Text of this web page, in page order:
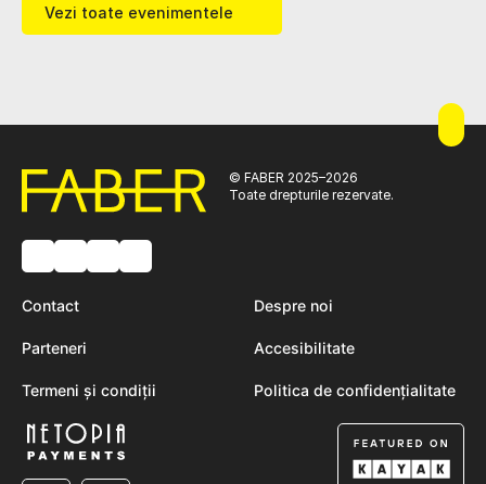
Vezi toate evenimentele
© FABER 2025–2026
Toate drepturile rezervate.
Contact Despre noi
Parteneri Accesibilitate
Termeni și condiții Politica de confidențialitate